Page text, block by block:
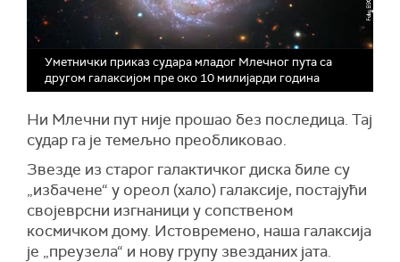
Уметнички приказ судара младог Млечног пута са
другом галаксијом пре око 10 милијарди година
Ни Млечни пут није прошао без последица. Тај
судар га је темељно преобликовао.
Звезде из старог галактичког диска биле су
„избачене“ у ореол (хало) галаксије, постајући
својеврсни изгнаници у сопственом
космичком дому. Истовремено, наша галаксија
је „преузела“ и нову групу звезданих јата.